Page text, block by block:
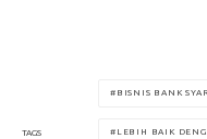
TAGS
BISNIS BANK
LEBIH BAIK